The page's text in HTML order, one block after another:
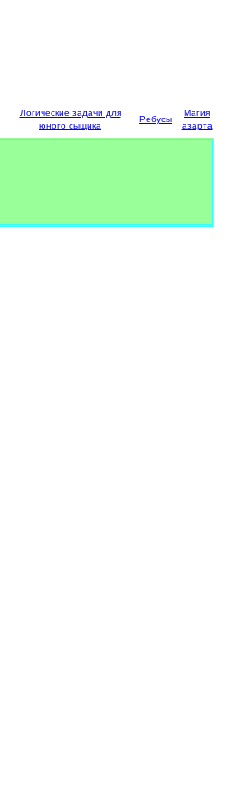
Логические задачи для
юного сыщика
Ребусы
Магия
азарта